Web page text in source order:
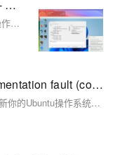
VMware Tools 13.0 正式版发布下载 - 客户机操作系统无缝交互必备组件
VMware Tools 13.0 正式版发布下载 - 客户机操作系统无缝交互必备组件
LinuxUbuntu安装VMware tools Segmentation fault (core dumped)怎么解决
更新操作系统和内核：使用apt-get或apt命令更新你的Ubuntu操作系统和内核。运行以下命令更新软件包：